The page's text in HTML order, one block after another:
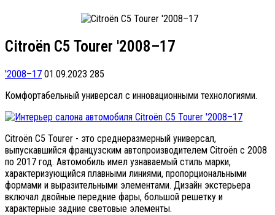
Citroën C5 Tourer '2008–17
'2008–17 01.09.2023 285
Комфортабельный универсал с инновационными технологиями.
Citroën C5 Tourer - это среднеразмерный универсал,
выпускавшийся французским автопроизводителем Citroën с 2008
по 2017 год. Автомобиль имел узнаваемый стиль марки,
характеризующийся плавными линиями, пропорциональными
формами и выразительными элементами. Дизайн экстерьера
включал двойные передние фары, большой решетку и
характерные задние световые элементы.